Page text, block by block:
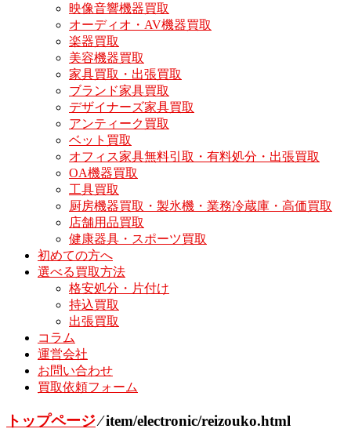
映像音響機器買取
オーディオ・AV機器買取
楽器買取
美容機器買取
家具買取・出張買取
ブランド家具買取
デザイナーズ家具買取
アンティーク買取
ベット買取
オフィス家具無料引取・有料処分・出張買取
OA機器買取
工具買取
厨房機器買取・製氷機・業務冷蔵庫・高価買取
店舗用品買取
健康器具・スポーツ買取
初めての方へ
選べる買取方法
格安処分・片付け
持込買取
出張買取
コラム
運営会社
お問い合わせ
買取依頼フォーム
トップページ⁄item/electronic/reizouko.html